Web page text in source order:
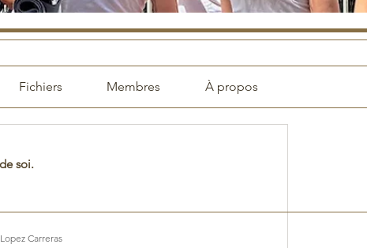
Fichiers Membres À propos
soi.
Carreras